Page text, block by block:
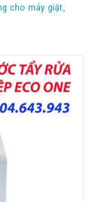
cho máy giặt,